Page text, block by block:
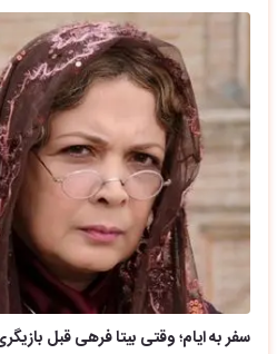
سفر به ایام؛ وقتی بیتا فرهی قبل بازیگری